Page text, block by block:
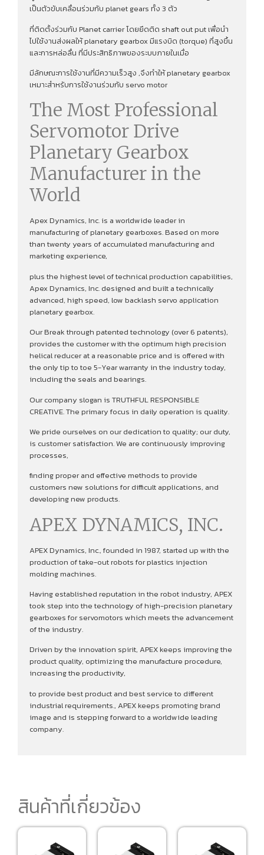
เป็นตัวขับเคลื่อนร่วมกับ planet gears ทั้ง 3 ตัว
ที่ติดตั้งร่วมกับ Planet carrier โดยยึดติด shaft out put เพื่อนํา
ไปใช้งานส่งผลให้ planetary gearbox มีแรงบิด (torque) ที่สูงขึ้น
และการหล่อลื่น ที่มีประสิทธิภาพของระบบภายในเมื่อ
มีลักษณะการใช้งานที่มีความเร็วสูง ,จึงทําให้ planetary gearbox
เหมาะสำหรับการใช้งานร่วมกับ servo motor
The Most Professional
Servomotor Drive
Planetary Gearbox
Manufacturer in the
World
Apex Dynamics, Inc. is a worldwide leader in
manufacturing of planetary gearboxes. Based on more
than twenty years of accumulated manufacturing and
marketing experience,
plus the highest level of technical production capabilities,
Apex Dynamics, Inc. designed and built a technically
advanced, high speed, low backlash servo application
planetary gearbox.
Our Break through patented technology (over 6 patents),
provides the customer with the optimum high precision
helical reducer at a reasonable price and is offered with
the only tip to toe 5-Year warranty in the industry today,
including the seals and bearings.
Our company slogan is TRUTHFUL RESPONSIBLE
CREATIVE. The primary focus in daily operation is quality.
We pride ourselves on our dedication to quality; our duty,
is customer satisfaction. We are continuously improving
processes,
finding proper and effective methods to provide
customers new solutions for difficult applications, and
developing new products.
APEX DYNAMICS, INC.
APEX Dynamics, Inc., founded in 1987, started up with the
production of take-out robots for plastics injection
molding machines.
Having established reputation in the robot industry, APEX
took step into the technology of high-precision planetary
gearboxes for servomotors which meets the advancement
of the industry.
Driven by the innovation spirit, APEX keeps improving the
product quality, optimizing the manufacture procedure,
increasing the productivity,
to provide best product and best service to different
industrial requirements., APEX keeps promoting brand
image and is stepping forward to a worldwide leading
company.
สินค้าที่เกี่ยวข้อง